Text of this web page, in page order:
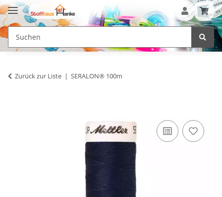
Zurück zur Liste SERALON® 100m